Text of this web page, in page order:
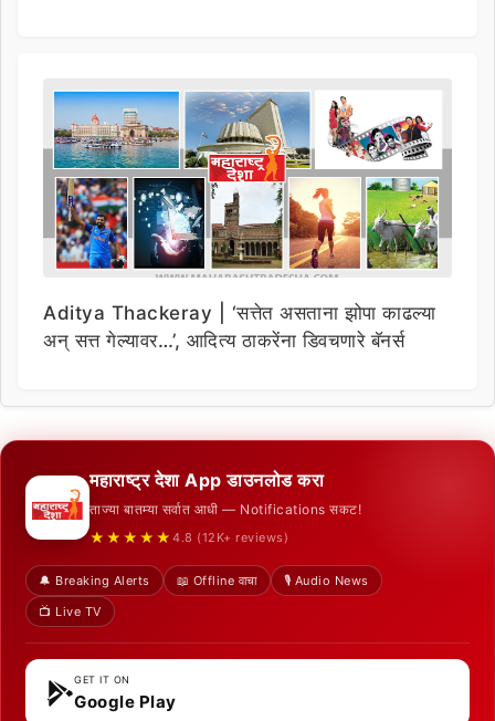
Aditya Thackeray | ‘सत्तेत असताना झोपा काढल्या
अन् सत्त गेल्यावर…’, आदित्य ठाकरेंना डिवचणारे बॅनर्स
महाराष्ट्र देशा App डाउनलोड करा
ताज्या बातम्या सर्वात आधी — Notifications सकट!
★★★★★ 4.8 (12K+ reviews)
🔔 Breaking Alerts 📖 Offline वाचा
🎙️ Audio News
📺 Live TV
GET IT ON
Google Play